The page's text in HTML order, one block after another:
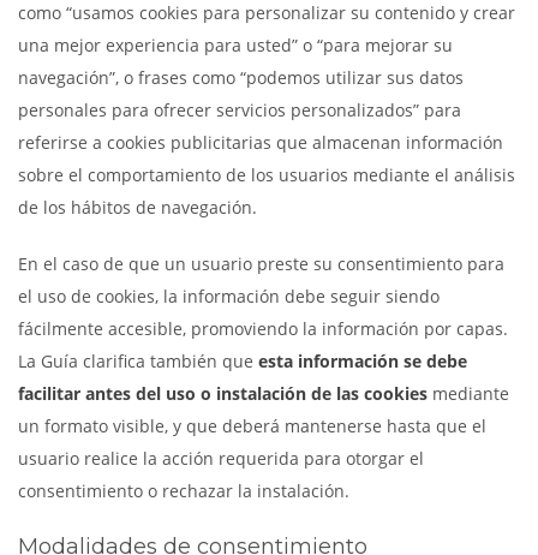
como “usamos cookies para personalizar su contenido y crear
una mejor experiencia para usted” o “para mejorar su
navegación”, o frases como “podemos utilizar sus datos
personales para ofrecer servicios personalizados” para
referirse a cookies publicitarias que almacenan información
sobre el comportamiento de los usuarios mediante el análisis
de los hábitos de navegación.
En el caso de que un usuario preste su consentimiento para
el uso de cookies, la información debe seguir siendo
fácilmente accesible, promoviendo la información por capas.
La Guía clarifica también que esta información se debe
facilitar antes del uso o instalación de las cookies mediante
un formato visible, y que deberá mantenerse hasta que el
usuario realice la acción requerida para otorgar el
consentimiento o rechazar la instalación.
Modalidades de consentimiento